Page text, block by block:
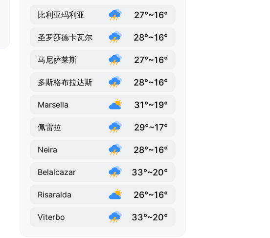
比利亚玛利亚 27°~16°
圣罗莎德卡瓦尔 28°~16°
马尼萨莱斯 27°~16°
多斯格布拉达斯 28°~16°
Marsella 31°~19°
佩雷拉 29°~17°
Neira 28°~16°
Belalcazar 33°~20°
Risaralda 26°~16°
Viterbo 33°~20°